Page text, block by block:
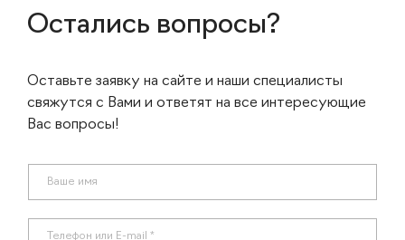
Остались вопросы?
Оставьте заявку на сайте и наши специалисты
свяжутся с Вами и ответят на все интересующие
Вас вопросы!